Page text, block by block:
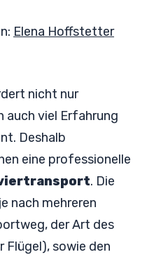
Elena Hoffstetter
nicht nur
auch viel Erfahrung
Deshalb
eine professionelle
. Die
nach mehreren
der Art des
Flügel), sowie den